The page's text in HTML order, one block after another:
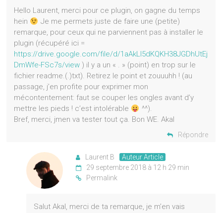
Hello Laurent, merci pour ce plugin, on gagne du temps
hein
Je me permets juste de faire une (petite)
remarque, pour ceux qui ne parviennent pas à installer le
plugin (récupéré ici =
https://drive.google.com/file/d/1aAkLl5dKQKH38JGDhUtEj
DmWfe-FSc7s/view ) il y a un « . » (point) en trop sur le
fichier readme.(.)txt). Retirez le point et zouuuhh ! (au
passage, j’en profite pour exprimer mon
mécontentement: faut se couper les ongles avant d’y
mettre les pieds ! c’est intolérable
^^).
Bref, merci, jmen va tester tout ça. Bon WE. Akal
Répondre
Laurent B
Auteur Article
29 septembre 2018 à 12 h 29 min
Permalink
Salut Akal, merci de ta remarque, je m’en vais